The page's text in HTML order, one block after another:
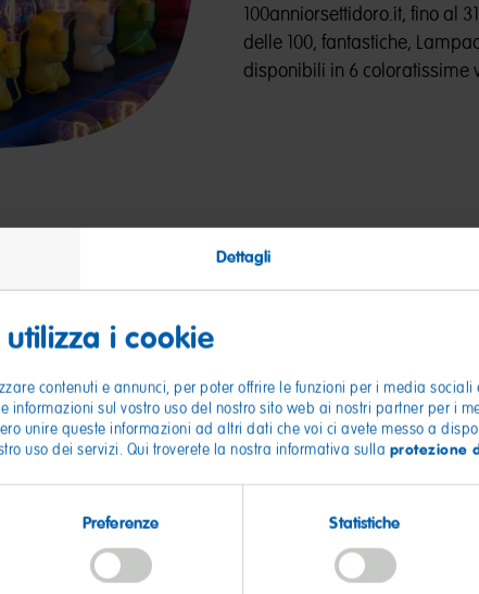
Dettagli
i cookie
contenuti e annunci, per poter offrire le funzioni per i media
informazioni sul vostro uso del nostro sito web ai nostri partner per i
unire queste informazioni ad altri dati che voi ci avete messo a
uso dei servizi. Qui troverete la nostra informativa sulla protezione
Preferenze Statistiche
100anniorsettidoro.it, fino al
delle 100, fantastiche,
disponibili in 6 coloratissime
social!
a condividere con noi
sotto l'hashtag
ha contribuito a far